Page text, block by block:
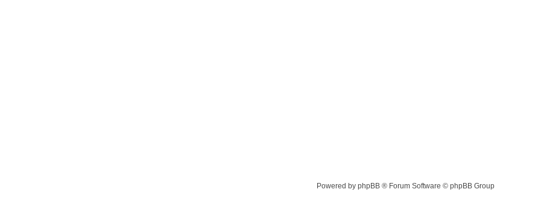
Powered by phpBB ® Forum Software © phpBB Group